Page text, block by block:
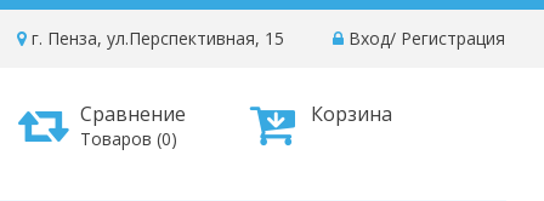
Вход/ Регистрация
г. Пенза, ул.Перспективная, 15
Корзина
Сравнение
Товаров (0)